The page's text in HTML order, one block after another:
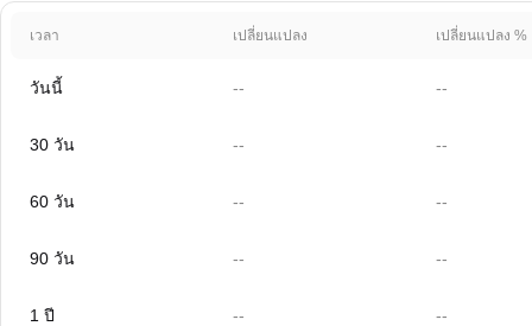
เวลา เปลี่ยนแปลง เปลี่ยนแปลง %
วันนี้ -- --
30 วัน -- --
60 วัน -- --
90 วัน -- --
1 ปี -- --